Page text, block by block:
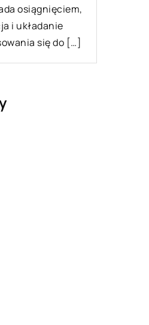
osiągnięciem,
i układanie
się do […]